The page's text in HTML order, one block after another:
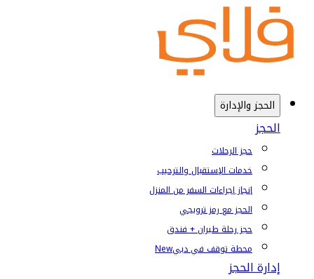
الحجز والإدارة
الحجز
حجز الرحلات
خدمات الإستقبال والترحيب
إنجاز إجراءات السفر من المنزل
الحجز مع رمز ترويجي
حجز رحلة طيران + فندق
محطة توقف في دبيNew
إدارة الحجز